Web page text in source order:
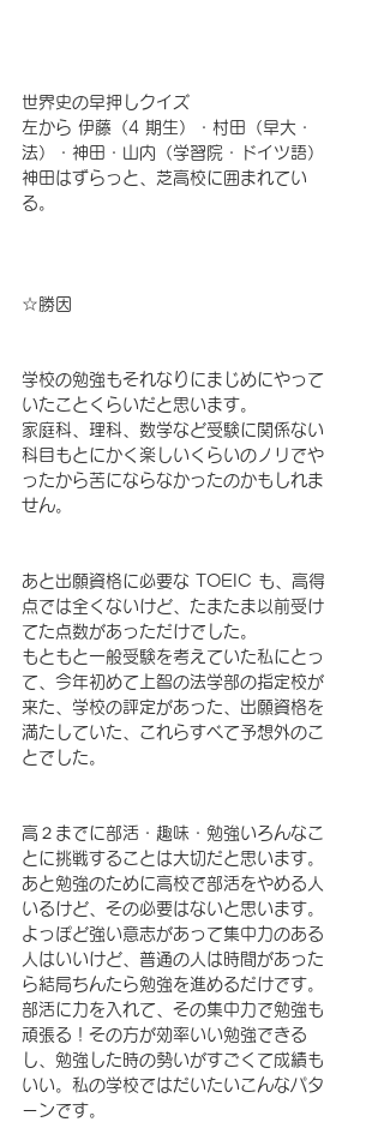
世界史の早押しクイズ
左から 伊藤（4 期生）・村田（早大・
法）・神田・山内（学習院・ドイツ語）
神田はずらっと、芝高校に囲まれてい
る。
☆勝因
学校の勉強もそれなりにまじめにやって
いたことくらいだと思います。
家庭科、理科、数学など受験に関係ない
科目もとにかく楽しいくらいのノリでや
ったから苦にならなかったのかもしれま
せん。
あと出願資格に必要な TOEIC も、高得
点では全くないけど、たまたま以前受け
てた点数があっただけでした。
もともと一般受験を考えていた私にとっ
て、今年初めて上智の法学部の指定校が
来た、学校の評定があった、出願資格を
満たしていた、これらすべて予想外のこ
とでした。
高２までに部活・趣味・勉強いろんなこ
とに挑戦することは大切だと思います。
あと勉強のために高校で部活をやめる人
いるけど、その必要はないと思います。
よっぽど強い意志があって集中力のある
人はいいけど、普通の人は時間があった
ら結局ちんたら勉強を進めるだけです。
部活に力を入れて、その集中力で勉強も
頑張る！その方が効率いい勉強できる
し、勉強した時の勢いがすごくて成績も
いい。私の学校ではだいたいこんなパタ
ーンです。